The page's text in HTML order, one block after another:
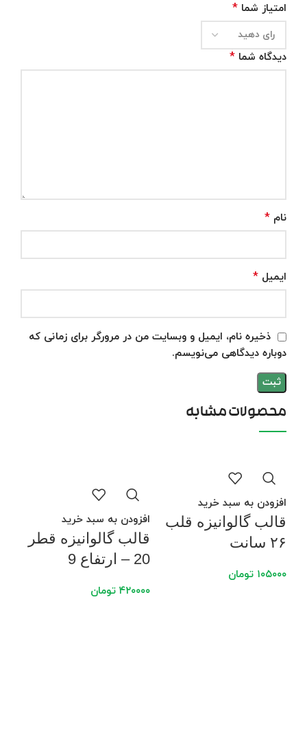
امتیاز شما *
دیدگاه شما *
نام *
ایمیل *
ذخیره نام، ایمیل و وبسایت من در مرورگر برای زمانی که
دوباره دیدگاهی می‌نویسم.
محصولات مشابه
افزودن به سبد خرید
قالب گالوانیزه قلب
۲۶ سانت
۱۰۵۰۰۰ تومان
افزودن به سبد خرید
قالب گالوانیزه قطر
20 – ارتفاع 9
۴۲۰۰۰۰ تومان